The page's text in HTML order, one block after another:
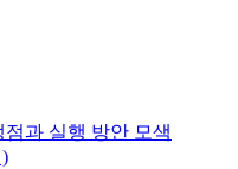
과 실행 방안 모색